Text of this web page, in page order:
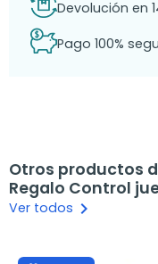
Devolución en
Pago 100%
Otros productos
Regalo Control
Ver todos keyboard_arrow_right